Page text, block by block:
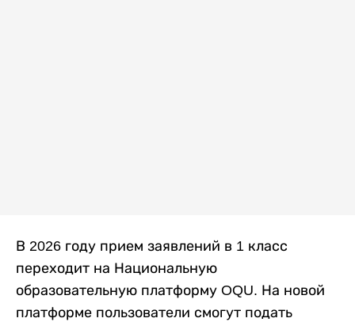
В 2026 году прием заявлений в 1 класс
переходит на Национальную
образовательную платформу OQU. На новой
платформе пользователи смогут подать